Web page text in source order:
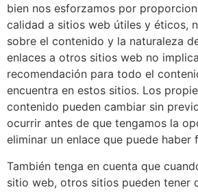
bien nos esforzamos por
calidad a sitios web útiles y éticos,
sobre el contenido y la naturaleza
enlaces a otros sitios web no
recomendación para todo el
encuentra en estos sitios. Los
contenido pueden cambiar sin
ocurrir antes de que tengamos la
eliminar un enlace que puede haber
También tenga en cuenta que
sitio web, otros sitios pueden tener